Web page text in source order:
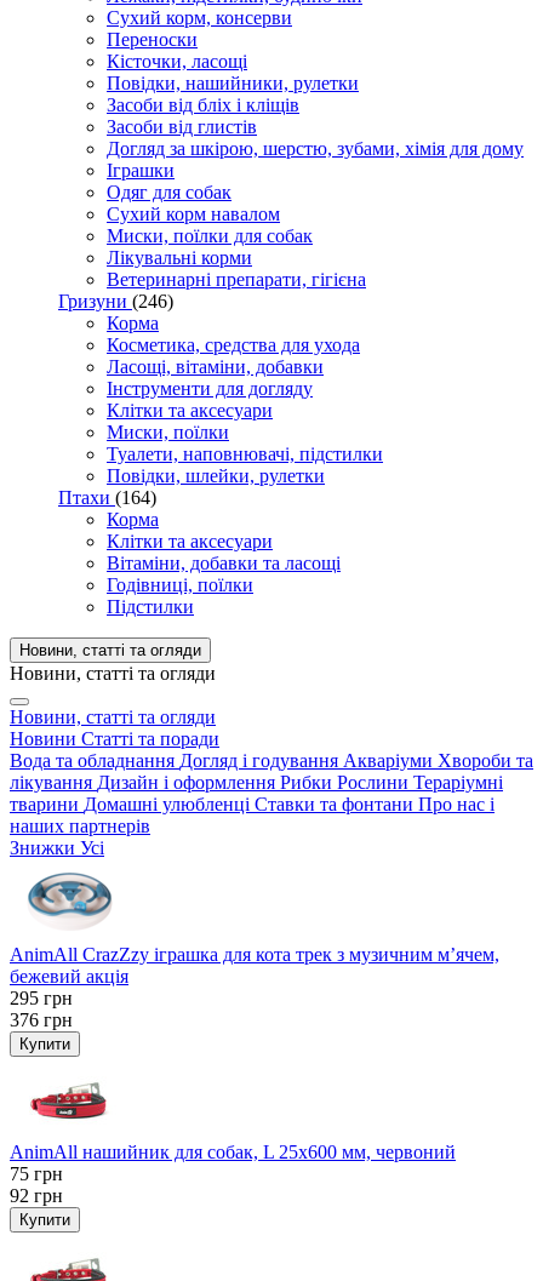
Сухий корм, консерви
Переноски
Кісточки, ласощі
Повідки, нашийники, рулетки
Засоби від бліх і кліщів
Засоби від глистів
Догляд за шкірою, шерстю, зубами, хімія для дому
Іграшки
Одяг для собак
Сухий корм навалом
Миски, поїлки для собак
Лікувальні корми
Ветеринарні препарати, гігієна
Гризуни (246)
Корма
Косметика, средства для ухода
Ласощі, вітаміни, добавки
Інструменти для догляду
Клітки та аксесуари
Миски, поїлки
Туалети, наповнювачі, підстилки
Повідки, шлейки, рулетки
Птахи (164)
Корма
Клітки та аксесуари
Вітаміни, добавки та ласощі
Годівниці, поїлки
Підстилки
Новини, статті та огляди
Новини, статті та огляди
Новини, статті та огляди
Новини Статті та поради
Вода та обладнання Догляд і годування Акваріуми Хвороби та
лікування Дизайн і оформлення Рибки Рослини Тераріумні
тварини Домашні улюбленці Ставки та фонтани Про нас і
наших партнерів
Знижки Усі
AnimAll CrazZzy іграшка для кота трек з музичним м’ячем,
бежевий акція
295 грн
376 грн
Купити
AnimAll нашийник для собак, L 25x600 мм, червоний
75 грн
92 грн
Купити